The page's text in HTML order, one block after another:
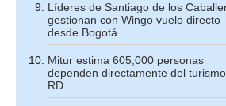
Líderes de Santiago de los
gestionan con Wingo vuelo directo
desde Bogotá
Mitur estima 605,000 personas
dependen directamente del
RD